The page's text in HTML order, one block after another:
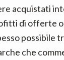
acquistati
di offerte
possibile
che